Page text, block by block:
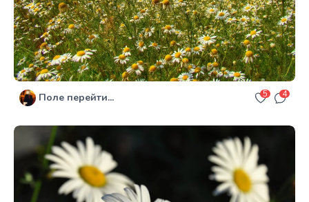
Поле перейти... 5 4